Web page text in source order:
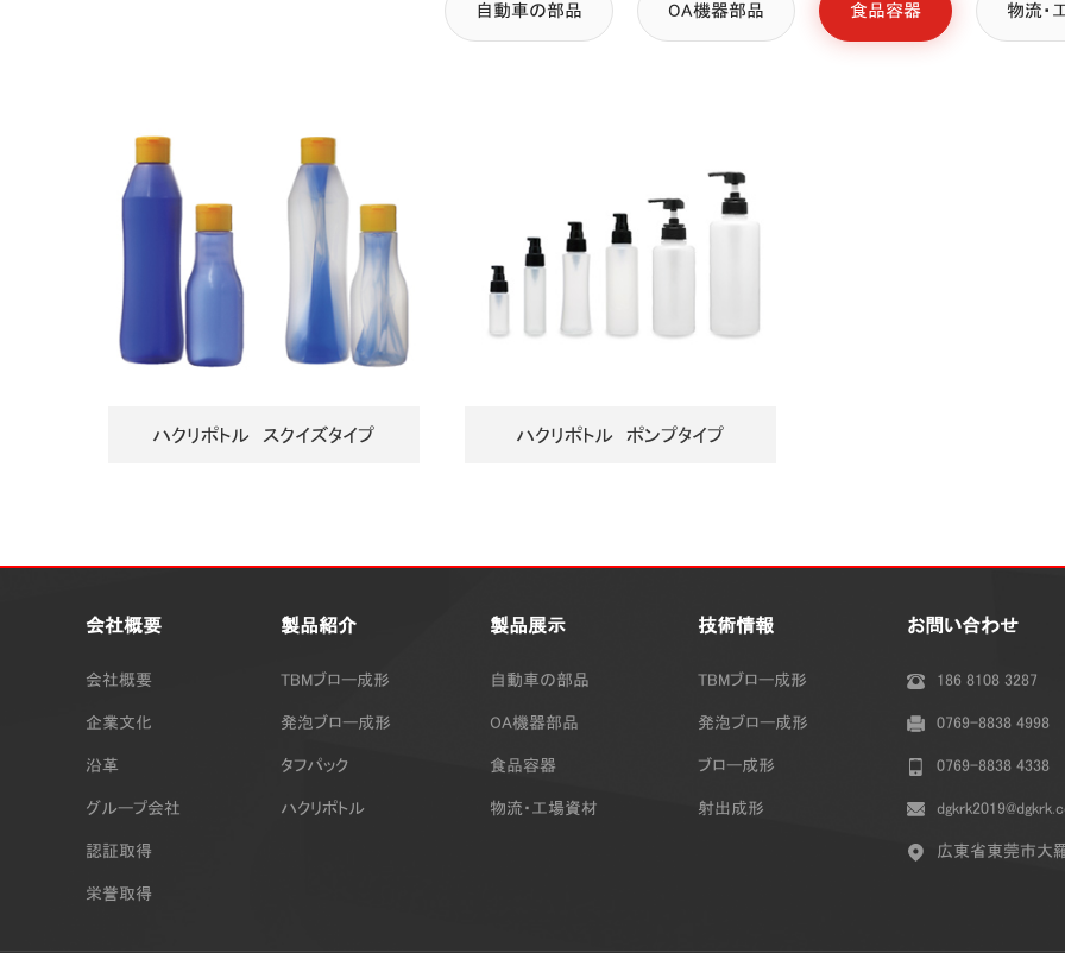
自動車の部品 OA機器部品 食品容器 物流・
ハクリポトル スクイズタイプ ハクリポトル ポンプタイプ
会社概要
会社概要
企業文化
沿革
グループ会社
認証取得
栄誉取得
製品紹介
TBMブロー成形
発泡ブロー成形
タフパック
ハクリポトル
製品展示
自動車の部品
OA機器部品
食品容器
物流・工場資材
技術情報
TBMブロー成形
発泡ブロー成形
ブロー成形
射出成形
お問い合わせ
186 8108 3287
0769-8838 4998
0769-8838 4338
広東省東莞市大